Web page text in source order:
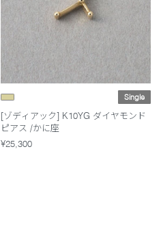
Single
[ゾディアック] K10YG ダイヤモンド
ピアス /かに座
¥25,300